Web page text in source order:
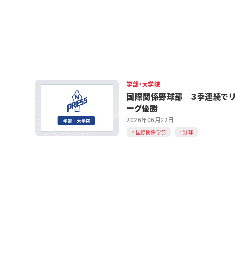
学部・大学院
国際関係野球部 ３季連続でリ
ーグ優勝
2026年06月22日
国際関係学部 野球